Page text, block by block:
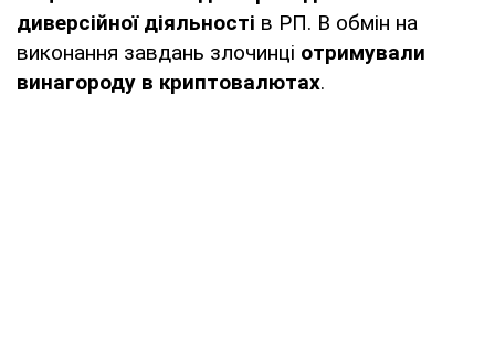
диверсійної діяльності в РП. В обмін на
виконання завдань злочинці отримували
винагороду в криптовалютах.